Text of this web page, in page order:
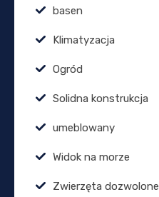
basen
Klimatyzacja
Ogród
Solidna konstrukcja
umeblowany
Widok na morze
Zwierzęta dozwolone